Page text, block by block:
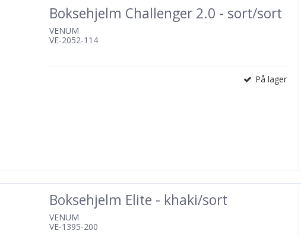
Boksehjelm Challenger 2.0 - sort/sort
VENUM
VE-2052-114
På lager
Boksehjelm Elite - khaki/sort
VENUM
VE-1395-200